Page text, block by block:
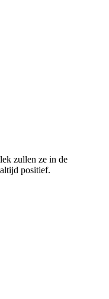
zullen ze in de
positief.